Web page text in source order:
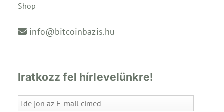
Shop
info@bitcoinbazis.hu
Iratkozz fel hírlevelünkre!